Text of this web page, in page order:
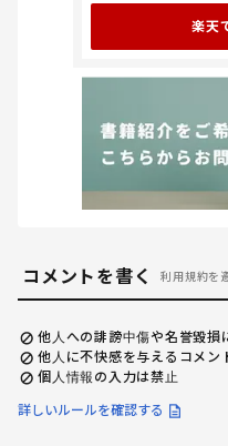
楽天
コメントを書く 利用規約を
他人への誹謗中傷や名誉毀損
他人に不快感を与えるコメン
個人情報の入力は禁止
詳しいルールを確認する